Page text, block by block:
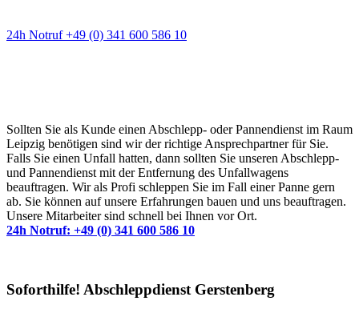
24h Notruf +49 (0) 341 600 586 10
Sollten Sie als Kunde einen Abschlepp- oder Pannendienst im Raum
Leipzig benötigen sind wir der richtige Ansprechpartner für Sie.
Falls Sie einen Unfall hatten, dann sollten Sie unseren Abschlepp-
und Pannendienst mit der Entfernung des Unfallwagens
beauftragen. Wir als Profi schleppen Sie im Fall einer Panne gern
ab. Sie können auf unsere Erfahrungen bauen und uns beauftragen.
Unsere Mitarbeiter sind schnell bei Ihnen vor Ort.
24h Notruf: +49 (0) 341 600 586 10
Soforthilfe! Abschleppdienst Gerstenberg